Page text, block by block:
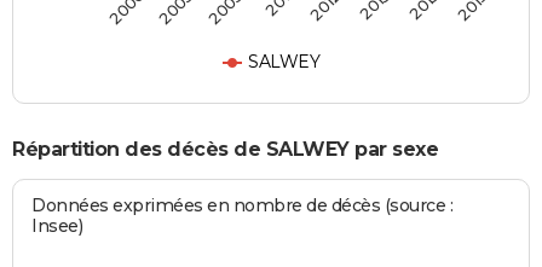
SALWEY
Répartition des décès de SALWEY par sexe
Données exprimées en nombre de décès (source :
Insee)